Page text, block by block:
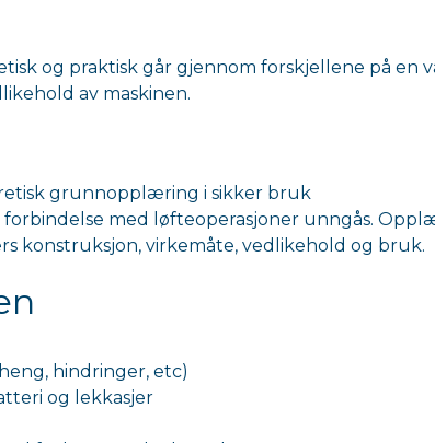
og praktisk går gjennom forskjellene på en
av maskinen.
grunnopplæring i sikker bruk
med løfteoperasjoner unngås.
konstruksjon, virkemåte, vedlikehold og bruk.
hindringer, etc)
og lekkasjer